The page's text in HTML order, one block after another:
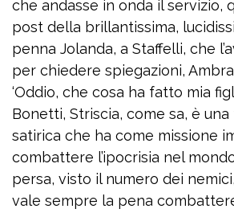
che andasse in onda il servizio,
post della brillantissima,
penna Jolanda, a Staffelli, che
per chiedere spiegazioni,
‘Oddio, che cosa ha fatto mia
Bonetti, Striscia, come sa, è
satirica che ha come missione
combattere l’ipocrisia nel
persa, visto il numero dei
vale sempre la pena